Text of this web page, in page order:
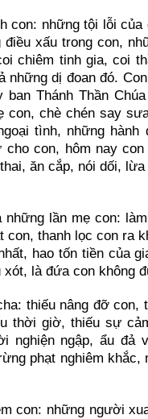
con: những tội lỗi
xấu trong con,
chiêm tinh gia, coi
những dị đoan đó.
Thánh Thần
con, chè chén say
tình, những hành
con, hôm nay
ăn cắp, nói dối,
lần mẹ con:
thanh lọc con ra
hao tốn tiền của
xót, là đứa con không
thiếu nâng đỡ con,
thời giờ, thiếu sự
nghiện ngập, ẩu đả
phạt nghiêm khắc,
con: những người